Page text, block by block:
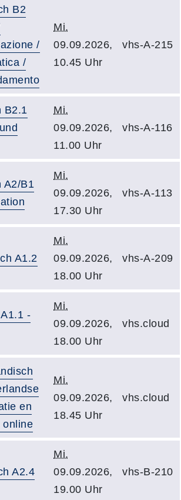
B2
/
/
Mi.
09.09.2026,
10.45 Uhr
vhs-A-215
B2.1
Mi.
09.09.2026,
11.00 Uhr
vhs-A-116
A2/B1
Mi.
09.09.2026,
17.30 Uhr
vhs-A-113
A1.2
Mi.
09.09.2026,
18.00 Uhr
vhs-A-209
-
Mi.
09.09.2026,
18.00 Uhr
vhs.cloud
en
online
Mi.
09.09.2026,
18.45 Uhr
vhs.cloud
A2.4
Mi.
09.09.2026,
19.00 Uhr
vhs-B-210